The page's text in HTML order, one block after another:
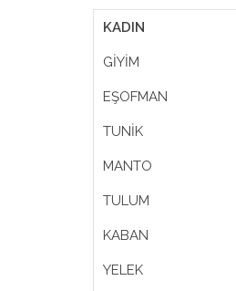
KADIN
GİYİM
EŞOFMAN
TUNİK
MANTO
TULUM
KABAN
YELEK